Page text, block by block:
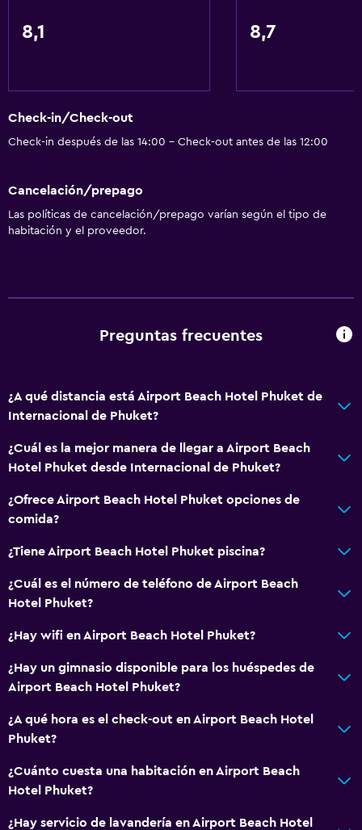
8,1 8,7
Check-in/Check-out
Check-in después de las 14:00 - Check-out antes de las 12:00
Cancelación/prepago
Las políticas de cancelación/prepago varían según el tipo de
habitación y el proveedor.
Preguntas frecuentes
¿A qué distancia está Airport Beach Hotel Phuket de
Internacional de Phuket?
¿Cuál es la mejor manera de llegar a Airport Beach
Hotel Phuket desde Internacional de Phuket?
¿Ofrece Airport Beach Hotel Phuket opciones de
comida?
¿Tiene Airport Beach Hotel Phuket piscina?
¿Cuál es el número de teléfono de Airport Beach
Hotel Phuket?
¿Hay wifi en Airport Beach Hotel Phuket?
¿Hay un gimnasio disponible para los huéspedes de
Airport Beach Hotel Phuket?
¿A qué hora es el check-out en Airport Beach Hotel
Phuket?
¿Cuánto cuesta una habitación en Airport Beach
Hotel Phuket?
¿Hay servicio de lavandería en Airport Beach Hotel